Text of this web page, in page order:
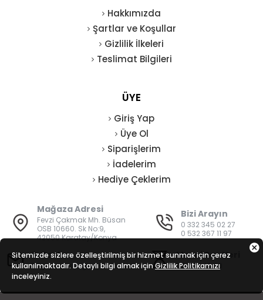
Hakkımızda
Şartlar ve Koşullar
Gizlilik İlkeleri
Teslimat Bilgileri
ÜYE
Giriş Yap
Üye Ol
Siparişlerim
İadelerim
Hediye Çeklerim
Mağaza Adresi
Fevzi Çakmak Mh. Büsan
OSB 10660. Sk No:9,
42050 Karatay/Konya
Bizi Arayın
0 332 345 02 27
0 532 367 11 97
E-Posta
bilgi@vatanisguvenligi.com
Mesai Saatleri
08:00 - 19:00
Sitemizde sizlere özelleştirilmiş bir hizmet sunmak için çerez
kullanılmaktadır. Detaylı bilgi almak için Gizlilik Politikamızı
inceleyiniz.